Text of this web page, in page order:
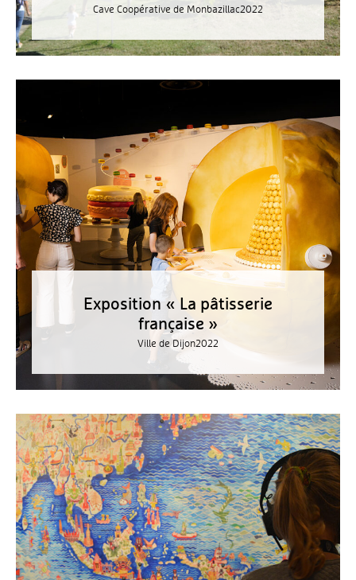
Cave Coopérative de Monbazillac2022
Exposition « La pâtisserie
française »
Ville de Dijon2022